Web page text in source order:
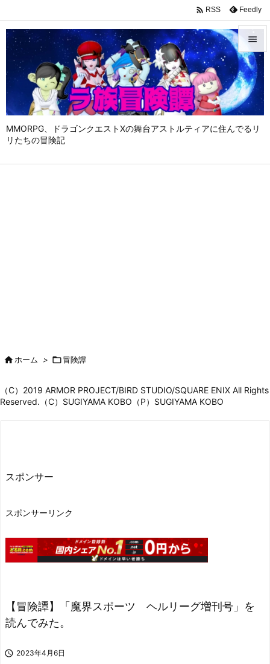
MMORPG、ドラゴンクエストⅩの舞台アストルティアに住んでるリ
リたちの冒険記


メニュ

サイド

 RSS Feedly
ホーム > 冒険譚
（C）2019 ARMOR PROJECT/BIRD STUDIO/SQUARE ENIX All Rights
Reserved.（C）SUGIYAMA KOBO（P）SUGIYAMA KOBO
スポンサー
スポンサーリンク
【冒険譚】「魔界スポーツ ヘルリーグ増刊号」を
読んでみた。
 2023年4月6日